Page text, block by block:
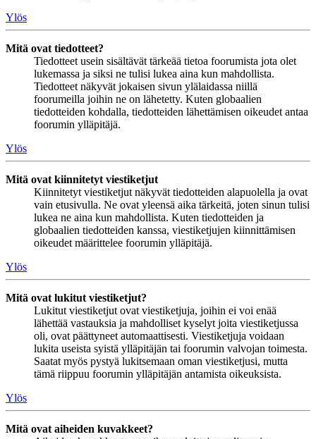
Ylös
Mitä ovat tiedotteet?
Tiedotteet usein sisältävät tärkeää tietoa foorumista jota olet
lukemassa ja siksi ne tulisi lukea aina kun mahdollista.
Tiedotteet näkyvät jokaisen sivun ylälaidassa niillä
foorumeilla joihin ne on lähetetty. Kuten globaalien
tiedotteiden kohdalla, tiedotteiden lähettämisen oikeudet antaa
foorumin ylläpitäjä.
Ylös
Mitä ovat kiinnitetyt viestiketjut
Kiinnitetyt viestiketjut näkyvät tiedotteiden alapuolella ja ovat
vain etusivulla. Ne ovat yleensä aika tärkeitä, joten sinun tulisi
lukea ne aina kun mahdollista. Kuten tiedotteiden ja
globaalien tiedotteiden kanssa, viestiketjujen kiinnittämisen
oikeudet määrittelee foorumin ylläpitäjä.
Ylös
Mitä ovat lukitut viestiketjut?
Lukitut viestiketjut ovat viestiketjuja, joihin ei voi enää
lähettää vastauksia ja mahdolliset kyselyt joita viestiketjussa
oli, ovat päättyneet automaattisesti. Viestiketjuja voidaan
lukita useista syistä ylläpitäjän tai foorumin valvojan toimesta.
Saatat myös pystyä lukitsemaan oman viestiketjusi, mutta
tämä riippuu foorumin ylläpitäjän antamista oikeuksista.
Ylös
Mitä ovat aiheiden kuvakkeet?